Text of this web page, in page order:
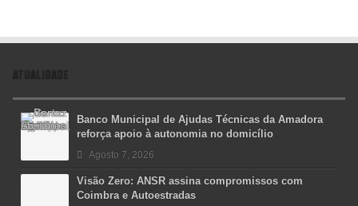
ATUALIDADE
Banco Municipal de Ajudas Técnicas da Amadora
reforça apoio à autonomia no domicílio
Agosto 7, 2026
Visão Zero: ANSR assina compromissos com
Coimbra e Autoestradas